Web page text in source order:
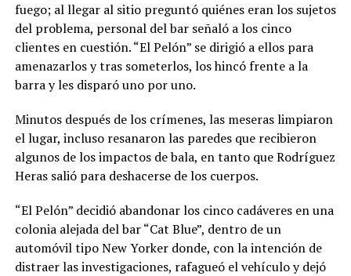
fuego; al llegar al sitio preguntó quiénes eran los sujetos
del problema, personal del bar señaló a los cinco
clientes en cuestión. “El Pelón” se dirigió a ellos para
amenazarlos y tras someterlos, los hincó frente a la
barra y les disparó uno por uno.
Minutos después de los crímenes, las meseras limpiaron
el lugar, incluso resanaron las paredes que recibieron
algunos de los impactos de bala, en tanto que Rodríguez
Heras salió para deshacerse de los cuerpos.
“El Pelón” decidió abandonar los cinco cadáveres en una
colonia alejada del bar “Cat Blue”, dentro de un
automóvil tipo New Yorker donde, con la intención de
distraer las investigaciones, rafagueó el vehículo y dejó